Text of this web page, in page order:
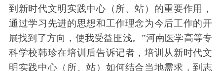
到新时代文明实践中心（所、站）的重要作用，
通过学习先进的思想和工作理念为今后工作的开
展找到了方向，使我受益匪浅。”河南医学高等专
科学校韩珍在培训后告诉记者，培训从新时代文
明实践中心（所、站）如何结合当地需求，到志